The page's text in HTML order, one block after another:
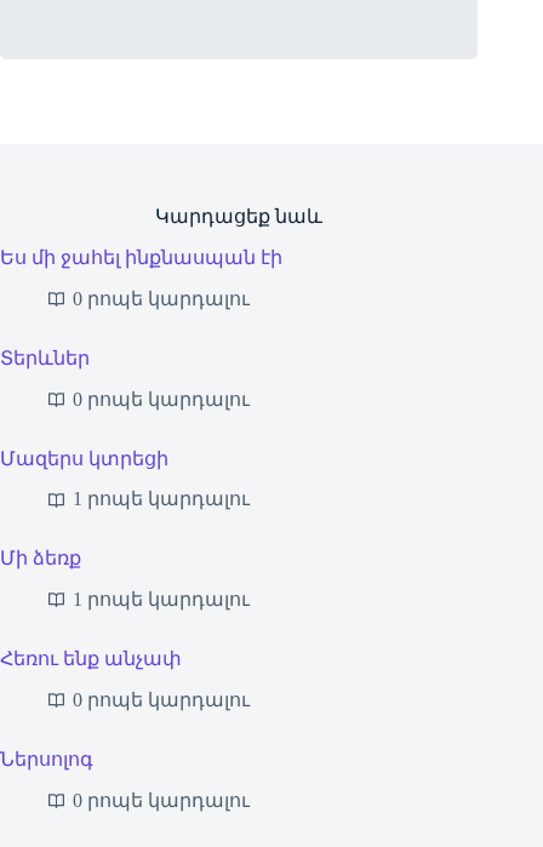
Կարդացեք նաև
Ես մի ջահել ինքնասպան էի
0 րոպե կարդալու
Տերևներ
0 րոպե կարդալու
Մազերս կտրեցի
1 րոպե կարդալու
Մի ձեռք
1 րոպե կարդալու
Հեռու ենք անչափ
0 րոպե կարդալու
Ներսոլոգ
0 րոպե կարդալու